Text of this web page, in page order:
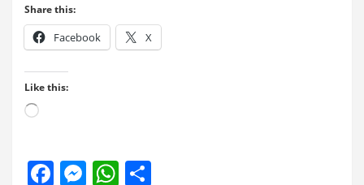
Share this:
Facebook X
Like this:
Loading…
F
M
W